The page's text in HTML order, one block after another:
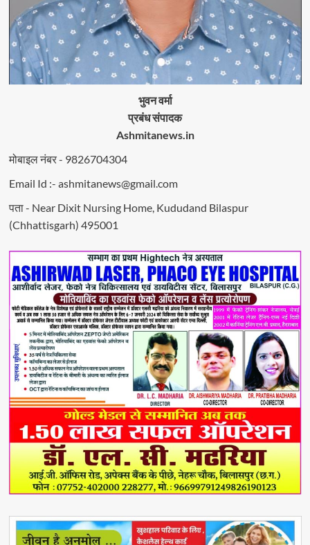
भुवन वर्मा
प्रबंध संपादक
Ashmitanews.in
मोबाइल नंबर - 9826704304
Email Id :- ashmitanews@gmail.com
पता - Near Dixit Nursing Home, Kududand Bilaspur
(Chhattisgarh) 495001